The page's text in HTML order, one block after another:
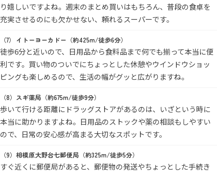
り嬉しいですよね。週末のまとめ買いはもちろん、普段の食卓を
充実させるのにも欠かせない、頼れるスーパーです。
イトーヨーカドー（約425m/徒歩6分）
徒歩6分と近いので、日用品から食料品まで何でも揃って本当に便
利です。買い物のついでにちょっとした休憩やウインドウショッ
ピングも楽しめるので、生活の幅がグッと広がりますね。
スギ薬局（約675m/徒歩9分）
歩いて行ける距離にドラッグストアがあるのは、いざという時に
本当に助かりますよね。日用品のストックや薬の相談もしやすい
ので、日常の安心感が高まる大切なスポットです。
相模原大野台七郵便局（約325m/徒歩5分）
すぐ近くに郵便局があると、郵便物の発送やちょっとした手続き